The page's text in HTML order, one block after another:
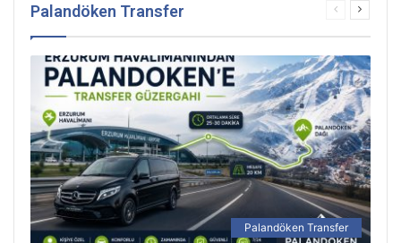
Palandöken Transfer
ÖncekiSonraki
Palandöken Transfer